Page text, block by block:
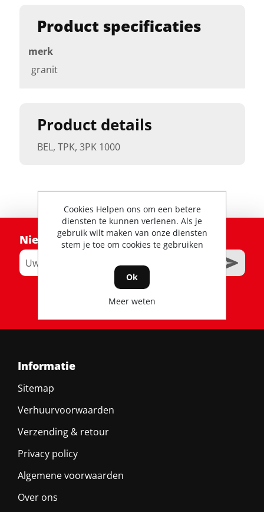
Product details
BEL, TPK, 3PK 1000
Product specificaties
merk
granit
Nieuwsbrief
RSS
Informatie
Sitemap
Verhuurvoorwaarden
Verzending & retour
Privacy policy
Algemene voorwaarden
Over ons
Cookies Helpen ons om een betere
diensten te kunnen verlenen. Als je
gebruik wilt maken van onze diensten
stem je toe om cookies te gebruiken
Ok
Meer weten